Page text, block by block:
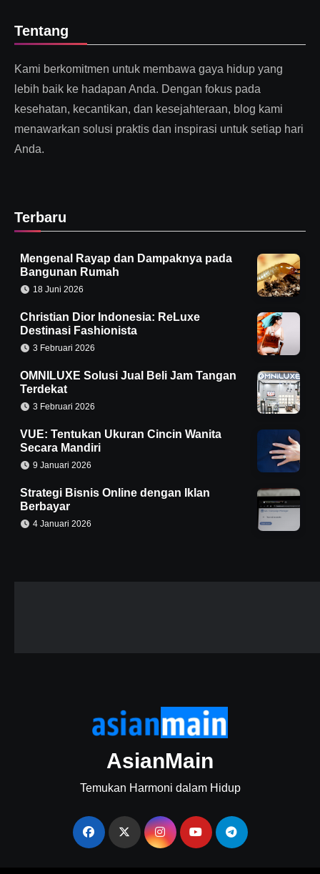
Tentang
Kami berkomitmen untuk membawa gaya hidup yang
lebih baik ke hadapan Anda. Dengan fokus pada
kesehatan, kecantikan, dan kesejahteraan, blog kami
menawarkan solusi praktis dan inspirasi untuk setiap hari
Anda.
Terbaru
Mengenal Rayap dan Dampaknya pada
Bangunan Rumah
18 Juni 2026
Christian Dior Indonesia: ReLuxe
Destinasi Fashionista
3 Februari 2026
OMNILUXE Solusi Jual Beli Jam Tangan
Terdekat
3 Februari 2026
VUE: Tentukan Ukuran Cincin Wanita
Secara Mandiri
9 Januari 2026
Strategi Bisnis Online dengan Iklan
Berbayar
4 Januari 2026
AsianMain
Temukan Harmoni dalam Hidup